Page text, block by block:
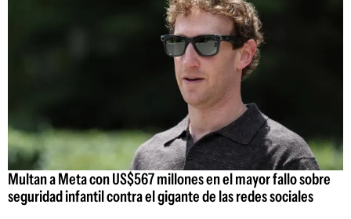
Multan a Meta con US$567 millones en el mayor fallo sobre
seguridad infantil contra el gigante de las redes sociales